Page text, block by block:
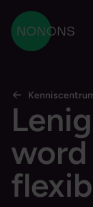
NONONS
word